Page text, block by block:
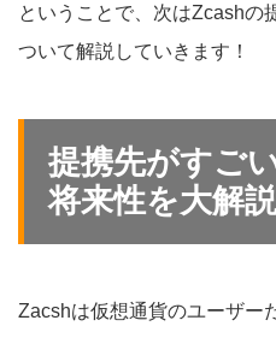
ということで、次はZcashの
ついて解説していきます！
提携先がすご
将来性を大解説
Zacshは仮想通貨のユーザー